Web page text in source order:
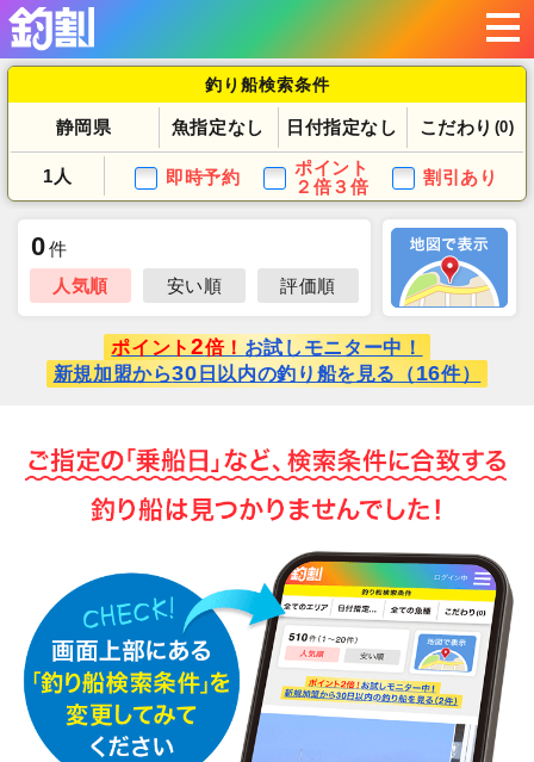
釣り船検索条件
静岡県 魚指定なし 日付指定なし こだわり (0)
1人 即時予約
ポイント
２倍３倍
割引あり
0件
人気順
安い順 評価順
ポイント 2倍！ お試しモニター中！
新規加盟から30 日以内の釣り船を見る（16件）